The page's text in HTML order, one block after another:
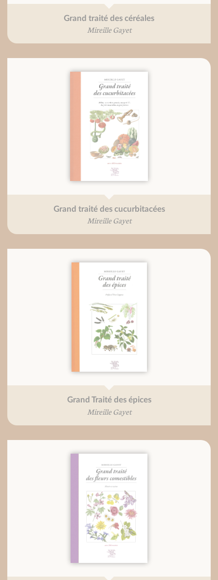
Grand traité des céréales
Mireille Gayet
Grand traité des cucurbitacées
Mireille Gayet
Grand Traité des épices
Mireille Gayet